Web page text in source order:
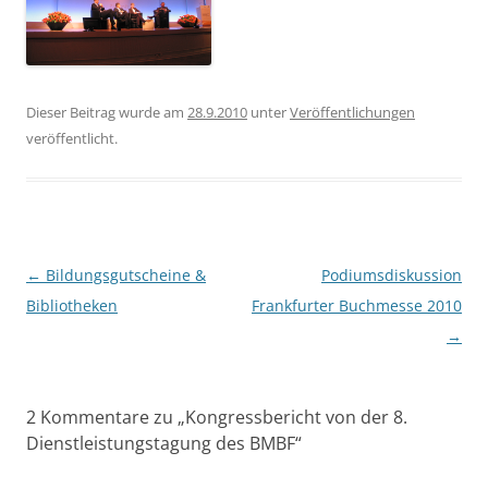
Dieser Beitrag wurde am 28.9.2010 unterVeröffentlichungen
veröffentlicht.
Beitragsnavigation
← Bildungsgutscheine &
Bibliotheken
Podiumsdiskussion
Frankfurter Buchmesse 2010
→
2 Kommentare zu „Kongressbericht von der 8.
Dienstleistungstagung des BMBF“